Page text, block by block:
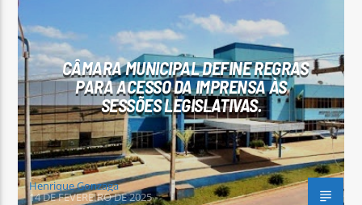
CÂMARA MUNICIPAL DEFINE REGRAS
PARA ACESSO DA IMPRENSA ÀS
SESSÕES LEGISLATIVAS.
Henrique Gonzaga
14 DE FEVEREIRO DE 2025